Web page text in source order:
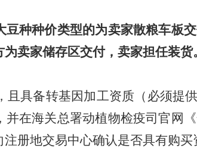
豆种种价类型的为卖家散粮车板
卖家储存区交付，卖家担任装货
且具备转基因加工资质（必须提
并在海关总署动植物检疫司官网
册地交易中心确认是否具有购买